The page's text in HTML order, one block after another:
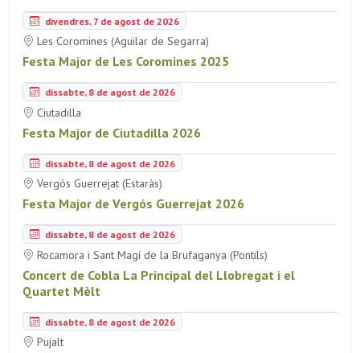
divendres, 7 de agost de 2026
Les Coromines (Aguilar de Segarra)
Festa Major de Les Coromines 2025
dissabte, 8 de agost de 2026
Ciutadilla
Festa Major de Ciutadilla 2026
dissabte, 8 de agost de 2026
Vergós Guerrejat (Estaràs)
Festa Major de Vergós Guerrejat 2026
dissabte, 8 de agost de 2026
Rocamora i Sant Magí de la Brufaganya (Pontils)
Concert de Cobla La Principal del Llobregat i el
Quartet Mèlt
dissabte, 8 de agost de 2026
Pujalt